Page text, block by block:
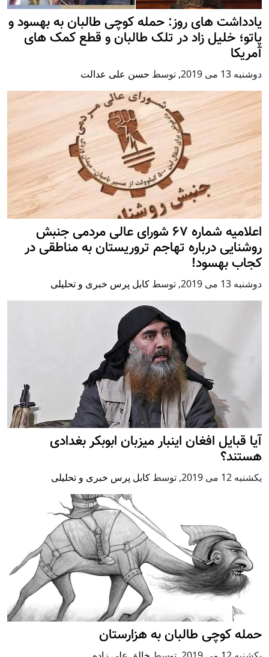
یادداشت های روز: حمله کوچی طالبان به بهسود و
پاتو؛ خلیل زاد در تلک طالبان و قطع کمک های
آمریکا
دوشنبه 13 می 2019 , توسط حسن علی عدالت
اعلامیه شماره ۶۷ شورای عالی مردمی جنبش
روشنایی درباره تهاجم تروریستان به مناطقی در
کجاب بهسود!
دوشنبه 13 می 2019 , توسط کابل پرس خبری و تحلیلی
آیا قبایل افغان اینبار میزبان ابوبکر بغدادی
هستند؟
يكشنبه 12 می 2019 , توسط کابل پرس خبری و تحلیلی
حمله کوچی طالبان به هزارستان